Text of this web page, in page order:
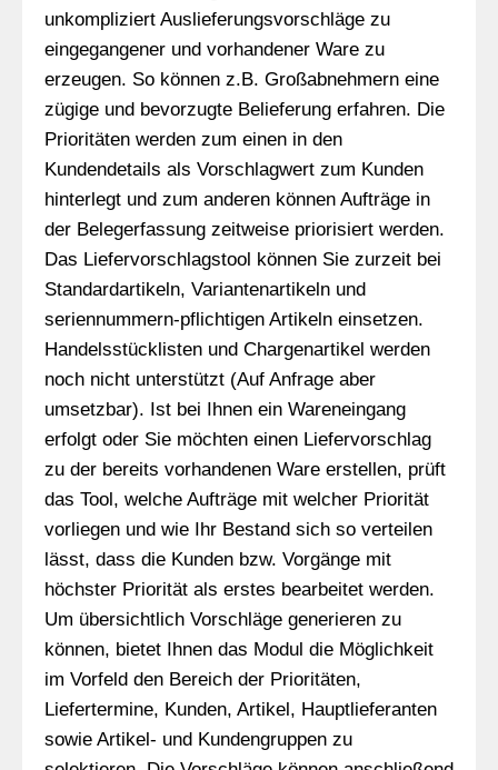
unkompliziert Auslieferungsvorschläge zu
eingegangener und vorhandener Ware zu
erzeugen. So können z.B. Großabnehmern eine
zügige und bevorzugte Belieferung erfahren. Die
Prioritäten werden zum einen in den
Kundendetails als Vorschlagwert zum Kunden
hinterlegt und zum anderen können Aufträge in
der Belegerfassung zeitweise priorisiert werden.
Das Liefervorschlagstool können Sie zurzeit bei
Standardartikeln, Variantenartikeln und
seriennummern-pflichtigen Artikeln einsetzen.
Handelsstücklisten und Chargenartikel werden
noch nicht unterstützt (Auf Anfrage aber
umsetzbar). Ist bei Ihnen ein Wareneingang
erfolgt oder Sie möchten einen Liefervorschlag
zu der bereits vorhandenen Ware erstellen, prüft
das Tool, welche Aufträge mit welcher Priorität
vorliegen und wie Ihr Bestand sich so verteilen
lässt, dass die Kunden bzw. Vorgänge mit
höchster Priorität als erstes bearbeitet werden.
Um übersichtlich Vorschläge generieren zu
können, bietet Ihnen das Modul die Möglichkeit
im Vorfeld den Bereich der Prioritäten,
Liefertermine, Kunden, Artikel, Hauptlieferanten
sowie Artikel- und Kundengruppen zu